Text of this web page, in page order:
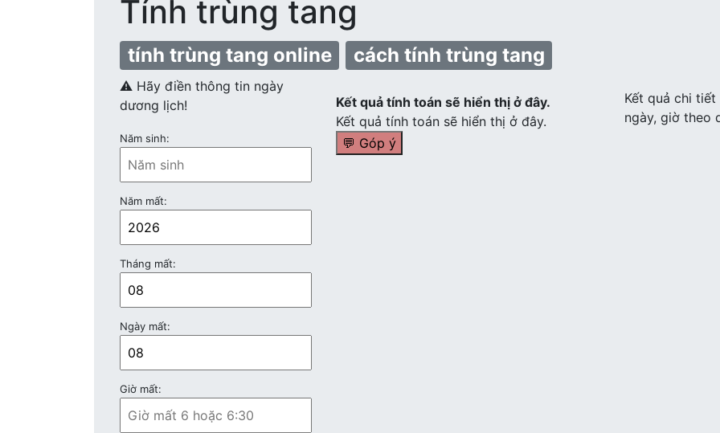
Tính trùng tang
tính trùng tang online cách tính trùng tang
⚠️ Hãy điền thông tin ngày
dương lịch!
Năm sinh:
Năm mất:
Tháng mất:
Ngày mất:
Giờ mất:
Kết quả tính toán sẽ hiển thị ở đây.
Kết quả tính toán sẽ hiển thị ở đây.
💬 Góp ý
Kết quả chi
ngày, giờ theo